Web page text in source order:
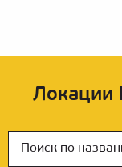
Локации